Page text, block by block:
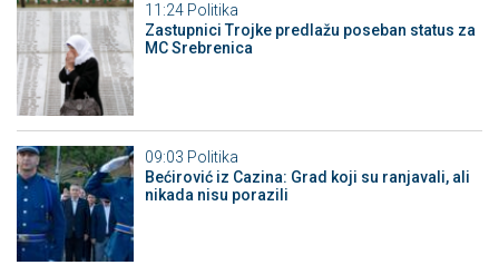
11:24 Politika
Zastupnici Trojke predlažu poseban status za
MC Srebrenica
09:03 Politika
Bećirović iz Cazina: Grad koji su ranjavali, ali
nikada nisu porazili